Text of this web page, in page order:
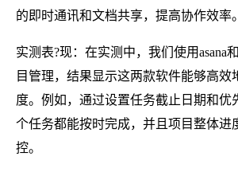
的即时通讯和文档共享，提高协作效率。
实测表?现：在实测中，我们使用asana
目管理，结果显示这两款软件能够高效
度。例如，通过设置任务截止日期和优
个任务都能按时完成，并且项目整体进
控。